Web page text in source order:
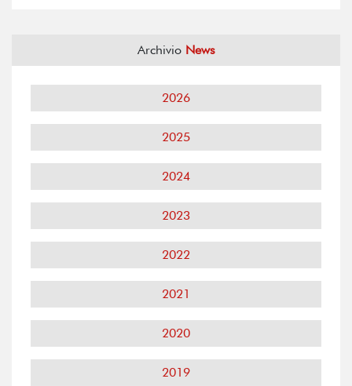
Archivio News
2026
2025
2024
2023
2022
2021
2020
2019